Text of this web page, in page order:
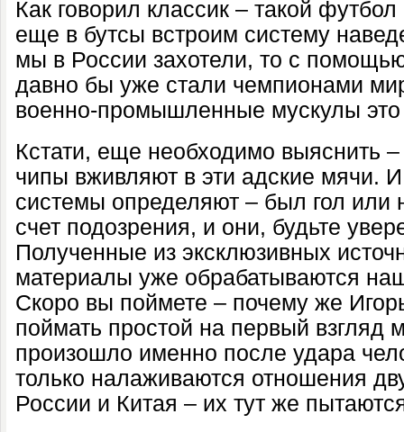
Как говорил классик – такой
еще в бутсы встроим систему
мы в России захотели, то с
давно бы уже стали чемпионами
военно-промышленные мускулы это
Кстати, еще необходимо выяснить
чипы вживляют в эти адские мячи.
системы определяют – был гол или
счет подозрения, и они, будьте
Полученные из эксклюзивных
материалы уже обрабатываются
Скоро вы поймете – почему же
поймать простой на первый взгляд
произошло именно после удара
только налаживаются отношения
России и Китая – их тут же